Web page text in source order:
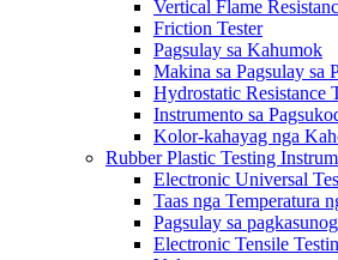
Vertical Flame
Friction Tester
Pagsulay sa Kahumok
Makina sa Pagsulay sa
Hydrostatic Resistance
Instrumento sa
Kolor-kahayag nga
Rubber Plastic Testing
Electronic Universal
Taas nga Temperatura
Pagsulay sa pagkasunog
Electronic Tensile